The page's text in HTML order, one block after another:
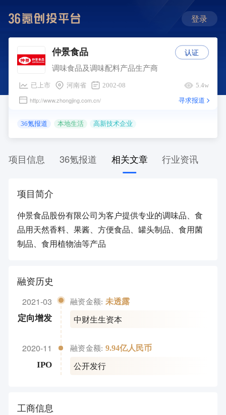
登录
仲景食品
调味食品及调味配料产品生产商
已上市 河南省 2002-08 5.4w
http://www.zhongjing.com.cn/ 寻求报道
36氪报道 本地生活 高新技术企业
认证
项目信息 36氪报道 相关文章 行业资讯
项目简介
仲景食品股份有限公司为客户提供专业的调味品、食
品用天然香料、果酱、方便食品、罐头制品、食用菌
制品、食用植物油等产品
融资历史
2021-03
定向增发
融资金额: 未透露
中财生生资本
2020-11
IPO
融资金额: 9.94亿人民币
公开发行
工商信息